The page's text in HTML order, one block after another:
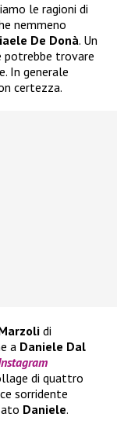
le ragioni di
nemmeno
De Donà. Un
potrebbe trovare
In generale
certezza.
di
a Daniele Dal
di quattro
sorridente
Daniele.